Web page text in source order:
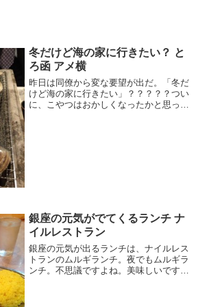
冬だけど海の家に行きたい？ と
ろ函 アメ横
昨日は同僚から変な要望が出だ。「冬だ
けど海の家に行きたい」？？？？？つい
に、こやつはおかしくなったかと思った
銀座の元気がでてくるランチ ナ
イルレストラン
銀座の元気が出るランチは、ナイルレス
トランのムルギランチ。夜でもムルギラ
ンチ。不思議ですよね。美味しいです